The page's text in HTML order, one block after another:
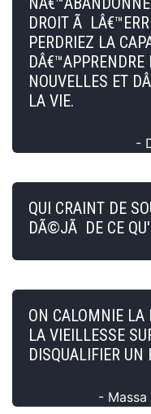
DROIT Ã
PERDRIEZ LA
DÂ€™APPRENDRE
NOUVELLES ET
LA VIE.
-
QUI CRAINT DE
DÃ©JÃ DE CE
ON CALOMNIE LA
LA VIEILLESSE
DISQUALIFIER UN
-